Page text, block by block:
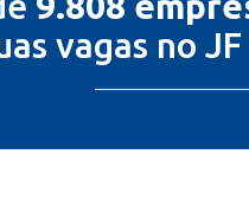
vagas no